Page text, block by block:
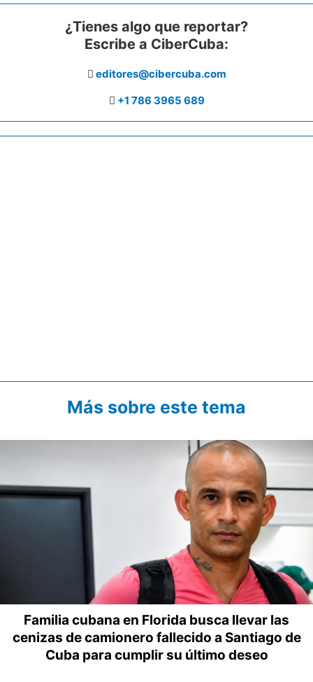
¿Tienes algo que reportar?
Escribe a CiberCuba:
editores@cibercuba.com
+1 786 3965 689
Más sobre este tema
Familia cubana en Florida busca llevar las
cenizas de camionero fallecido a Santiago de
Cuba para cumplir su último deseo